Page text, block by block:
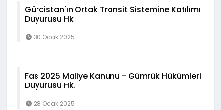
Gürcistan'ın Ortak Transit Sistemine Katılımı
Duyurusu Hk
30 Ocak 2025
Fas 2025 Maliye Kanunu - Gümrük Hükümleri
Duyurusu Hk.
28 Ocak 2025